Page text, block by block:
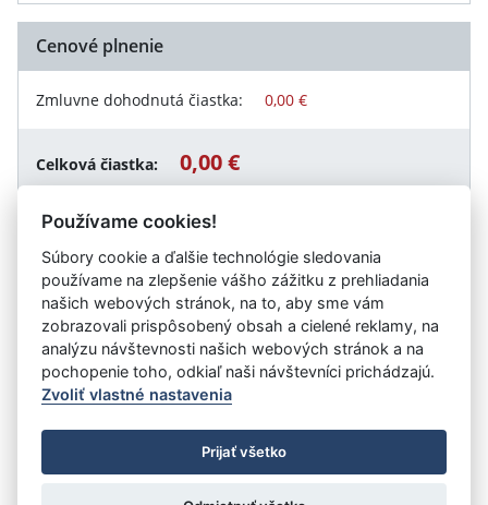
Cenové plnenie
Zmluvne dohodnutá čiastka: 0,00 €
Celková čiastka: 0,00 €
Návrat späť
Vystavil:Obec Petrovice
Úrad vlády SR
- Všetky práva vyhradené
Prehlásenie o prístupnosti
Zmluvy do 31.12.2010
Nastavenia cookies
Používame cookies!
Súbory cookie a ďalšie technológie sledovania
používame na zlepšenie vášho zážitku z prehliadania
našich webových stránok, na to, aby sme vám
zobrazovali prispôsobený obsah a cielené reklamy, na
analýzu návštevnosti našich webových stránok a na
pochopenie toho, odkiaľ naši návštevníci prichádzajú.
Zvoliť vlastné nastavenia
Prijať všetko